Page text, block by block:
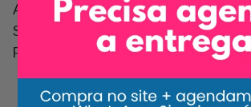
Alguns Produtos Por Outros de
Superior, Mas Não Necessariamente
Produto Similar.